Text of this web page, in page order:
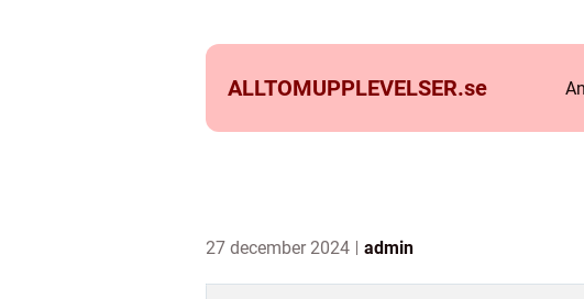
ALLTOMUPPLEVELSER.se
27 december 2024 admin